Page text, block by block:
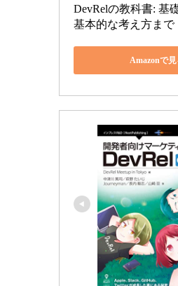
DevRelの教科書: 基
基本的な考え方まで
Amazonで見